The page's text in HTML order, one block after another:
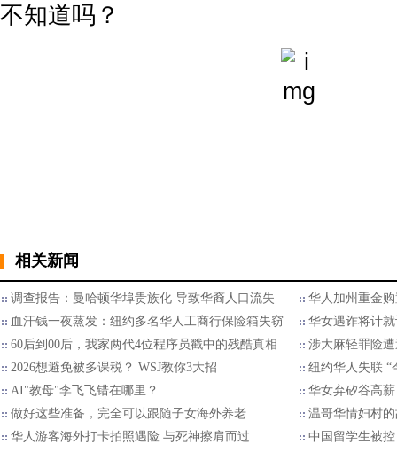
不知道吗？
相关新闻
调查报告：曼哈顿华埠贵族化 导致华裔人口流失
华人加州重金
血汗钱一夜蒸发：纽约多名华人工商行保险箱失窃
华女遇诈将计
60后到00后，我家两代4位程序员戳中的残酷真相
涉大麻轻罪险
2026想避免被多课税？ WSJ教你3大招
纽约华人失联 “
AI"教母"李飞飞错在哪里？
华女弃矽谷高
做好这些准备，完全可以跟随子女海外养老
温哥华情妇村
华人游客海外打卡拍照遇险 与死神擦肩而过
中国留学生被